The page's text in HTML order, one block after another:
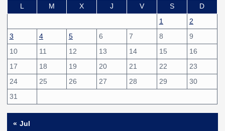
i
n
a
c
i
L
M X J V S
D
1
2
3
4 5 6 7 8
9
10
11 12 13 14 15
16
17
18 19 20 21 22
23
24
25 26 27 28 29
30
31
« Jul